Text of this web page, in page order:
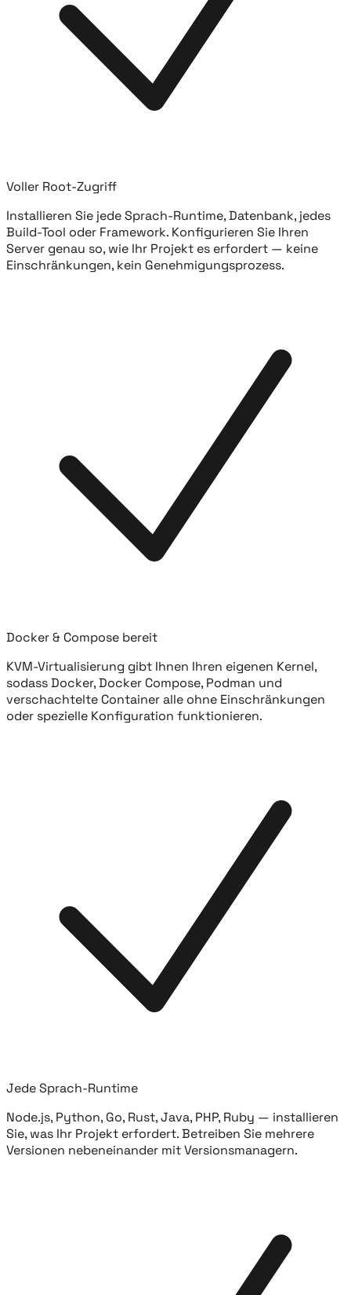
Voller Root-Zugriff
Installieren Sie jede Sprach-Runtime, Datenbank, jedes
Build-Tool oder Framework. Konfigurieren Sie Ihren
Server genau so, wie Ihr Projekt es erfordert — keine
Einschränkungen, kein Genehmigungsprozess.
Docker & Compose bereit
KVM-Virtualisierung gibt Ihnen Ihren eigenen Kernel,
sodass Docker, Docker Compose, Podman und
verschachtelte Container alle ohne Einschränkungen
oder spezielle Konfiguration funktionieren.
Jede Sprach-Runtime
Node.js, Python, Go, Rust, Java, PHP, Ruby — installieren
Sie, was Ihr Projekt erfordert. Betreiben Sie mehrere
Versionen nebeneinander mit Versionsmanagern.